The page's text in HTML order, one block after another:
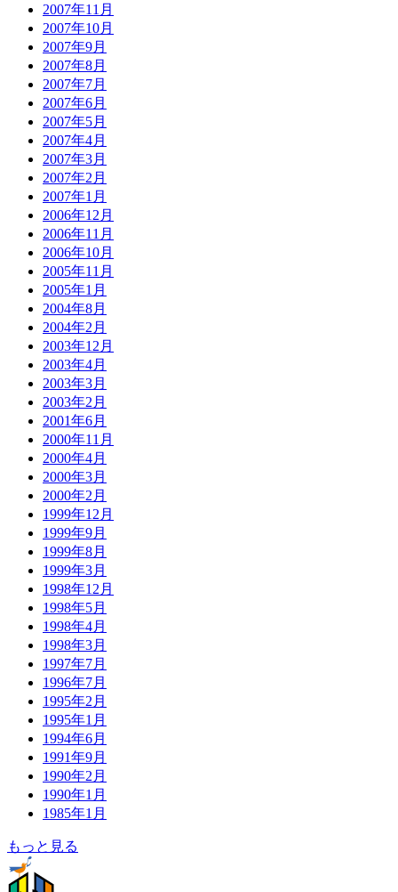
2007年11月
2007年10月
2007年9月
2007年8月
2007年7月
2007年6月
2007年5月
2007年4月
2007年3月
2007年2月
2007年1月
2006年12月
2006年11月
2006年10月
2005年11月
2005年1月
2004年8月
2004年2月
2003年12月
2003年4月
2003年3月
2003年2月
2001年6月
2000年11月
2000年4月
2000年3月
2000年2月
1999年12月
1999年9月
1999年8月
1999年3月
1998年12月
1998年5月
1998年4月
1998年3月
1997年7月
1996年7月
1995年2月
1995年1月
1994年6月
1991年9月
1990年2月
1990年1月
1985年1月
もっと見る